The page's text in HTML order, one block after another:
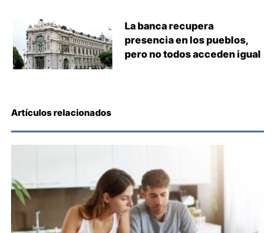
La banca recupera
presencia en los pueblos,
pero no todos acceden igual
Artículos relacionados